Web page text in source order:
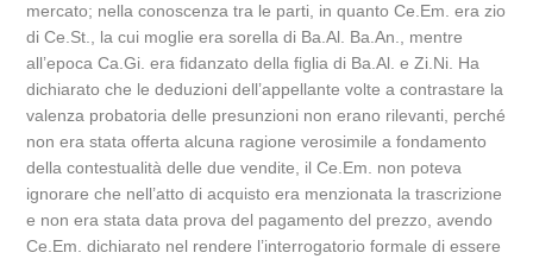
mercato; nella conoscenza tra le parti, in quanto Ce.Em. era zio
di Ce.St., la cui moglie era sorella di Ba.Al. Ba.An., mentre
all’epoca Ca.Gi. era fidanzato della figlia di Ba.Al. e Zi.Ni. Ha
dichiarato che le deduzioni dell’appellante volte a contrastare la
valenza probatoria delle presunzioni non erano rilevanti, perché
non era stata offerta alcuna ragione verosimile a fondamento
della contestualità delle due vendite, il Ce.Em. non poteva
ignorare che nell’atto di acquisto era menzionata la trascrizione
e non era stata data prova del pagamento del prezzo, avendo
Ce.Em. dichiarato nel rendere l’interrogatorio formale di essere